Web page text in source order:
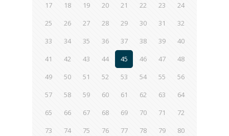
17
18 19 20 21 22 23
24
25
26 27 28 29 30 31
32
33
34 35 36 37 38 39
40
41
42 43 44 45 46 47
48
49
50 51 52 53 54 55
56
57
58 59 60 61 62 63
64
65
66 67 68 69 70 71
72
73
74 75 76 77 78 79
80